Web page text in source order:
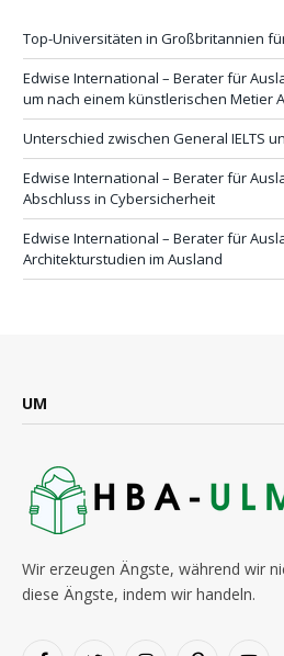
Top-Universitäten in Großbritannien
Edwise International – Berater für
um nach einem künstlerischen Metier
Unterschied zwischen General IELTS
Edwise International – Berater für
Abschluss in Cybersicherheit
Edwise International – Berater für
Architekturstudien im Ausland
UM
Wir erzeugen Ängste, während wir
diese Ängste, indem wir handeln.